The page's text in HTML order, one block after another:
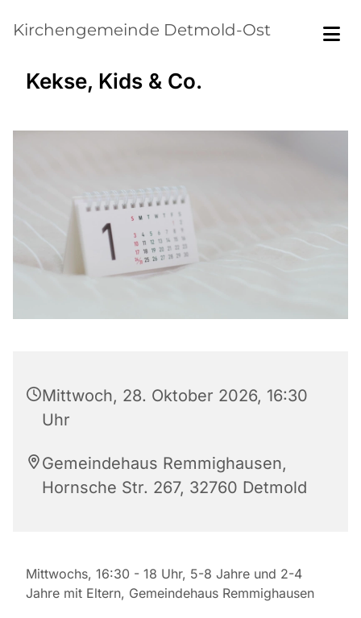
Kirchengemeinde Detmold-Ost
Kekse, Kids & Co.
Mittwoch, 28. Oktober 2026, 16:30
Uhr
Gemeindehaus Remmighausen,
Hornsche Str. 267, 32760 Detmold
Mittwochs, 16:30 - 18 Uhr, 5-8 Jahre und 2-4
Jahre mit Eltern, Gemeindehaus Remmighausen